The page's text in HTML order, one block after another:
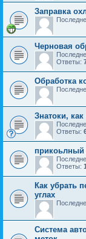
Заправка
Черновая
Ответы:
Обработка
Знатоки,
Ответы:
прикоьлный
Ответы:
Как убрать
углах
Система